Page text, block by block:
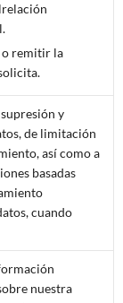
o remitir la
y
de limitación
así como a
basadas
cuando
nuestra